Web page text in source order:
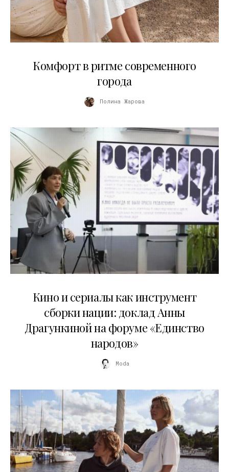
Комфорт в ритме современного
города
Полина Жарова
Кино и сериалы как инструмент
сборки нации: доклад Анны
Драгункиной на форуме «Единство
народов»
Moda